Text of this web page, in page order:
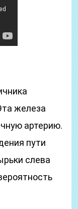
железа
артерию.
пути
слева